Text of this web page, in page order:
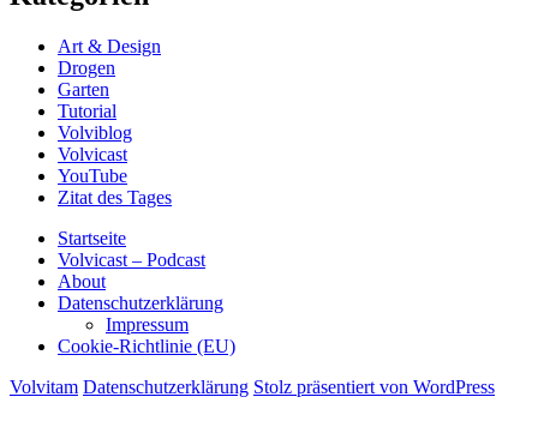
Art & Design
Drogen
Garten
Tutorial
Volviblog
Volvicast
YouTube
Zitat des Tages
Startseite
Volvicast – Podcast
About
Datenschutzerklärung
Impressum
Cookie-Richtlinie (EU)
Volvitam Datenschutzerklärung Stolz präsentiert von WordPress